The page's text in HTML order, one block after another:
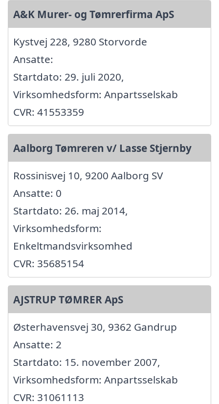
A&K Murer- og Tømrerfirma ApS
Kystvej 228, 9280 Storvorde
Ansatte:
Startdato: 29. juli 2020,
Virksomhedsform: Anpartsselskab
CVR: 41553359
Aalborg Tømreren v/ Lasse Stjernby
Rossinisvej 10, 9200 Aalborg SV
Ansatte: 0
Startdato: 26. maj 2014,
Virksomhedsform:
Enkeltmandsvirksomhed
CVR: 35685154
AJSTRUP TØMRER ApS
Østerhavensvej 30, 9362 Gandrup
Ansatte: 2
Startdato: 15. november 2007,
Virksomhedsform: Anpartsselskab
CVR: 31061113